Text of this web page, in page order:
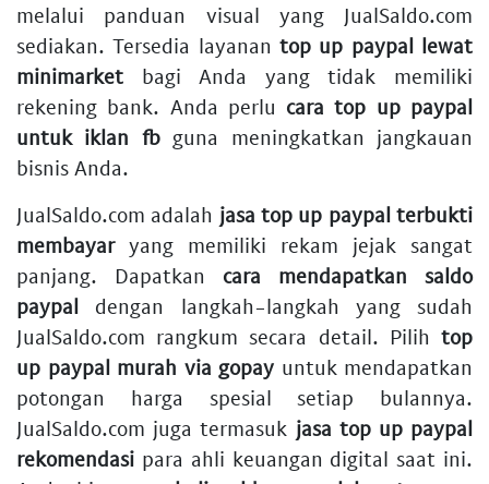
melalui panduan visual yang JualSaldo.com
sediakan. Tersedia layanan top up paypal lewat
minimarket bagi Anda yang tidak memiliki
rekening bank. Anda perlu cara top up paypal
untuk iklan fbguna meningkatkan jangkauan
bisnis Anda.
JualSaldo.com adalah jasa top up paypal terbukti
membayaryang memiliki rekam jejak sangat
panjang. Dapatkan cara mendapatkan saldo
paypal dengan langkah-langkah yang sudah
JualSaldo.com rangkum secara detail. Pilih top
up paypal murah via gopay untuk mendapatkan
potongan harga spesial setiap bulannya.
JualSaldo.com juga termasuk jasa top up paypal
rekomendasi para ahli keuangan digital saat ini.